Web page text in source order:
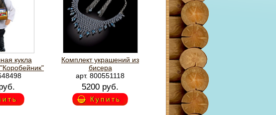
кукла
Комплект украшений из
бисера
арт. 800551118
5200 руб.
Купить